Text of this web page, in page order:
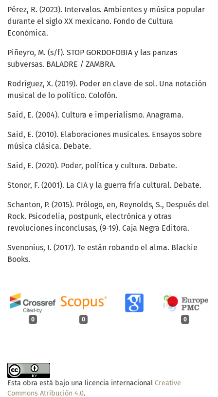
0 0 0
Pérez, R. (2023). Intervalos. Ambientes y música popular
durante el siglo XX mexicano. Fondo de Cultura
Económica.
Piñeyro, M. (s/f). STOP GORDOFOBIA y las panzas
subversas. BALADRE / ZAMBRA.
Rodríguez, X. (2019). Poder en clave de sol. Una notación
musical de lo político. Colofón.
Said, E. (2004). Cultura e imperialismo. Anagrama.
Said, E. (2010). Elaboraciones musicales. Ensayos sobre
música clásica. Debate.
Said, E. (2020). Poder, política y cultura. Debate.
Stonor, F. (2001). La CIA y la guerra fría cultural. Debate.
Schanton, P. (2015). Prólogo, en, Reynolds, S., Después del
Rock. Psicodelia, postpunk, electrónica y otras
revoluciones inconclusas, (9-19). Caja Negra Editora.
Svenonius, I. (2017). Te están robando el alma. Blackie
Books.
Esta obra está bajo una licencia internacional Creative
Commons Atribución 4.0.